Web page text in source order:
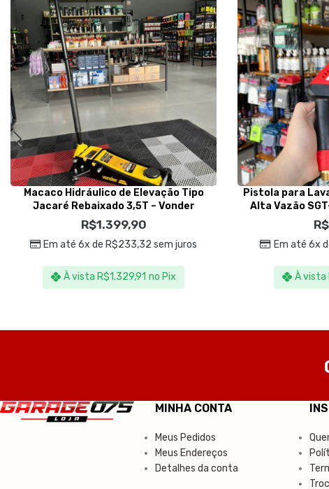
Macaco Hidráulico de Elevação Tipo
Jacaré Rebaixado 3,5T – Vonder
R$1.399,90
Em até 6x de R$233,32 sem juros
À vista R$1.329,91 no Pix
Pistola para
Alta Vazão
R$
Em até 6x
À vista
MINHA CONTA
Meus Pedidos
Meus Endereços
Detalhes da conta